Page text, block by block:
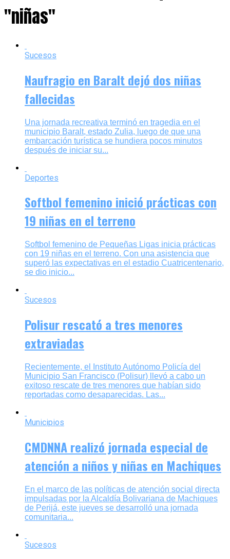
"niñas"
Sucesos
Naufragio en Baralt dejó dos niñas
fallecidas
Una jornada recreativa terminó en tragedia en el
municipio Baralt, estado Zulia, luego de que una
embarcación turística se hundiera pocos minutos
después de iniciar su...
Deportes
Softbol femenino inició prácticas con
19 niñas en el terreno
Softbol femenino de Pequeñas Ligas inicia prácticas
con 19 niñas en el terreno. Con una asistencia que
superó las expectativas en el estadio Cuatricentenario,
se dio inicio...
Sucesos
Polisur rescató a tres menores
extraviadas
Recientemente, el Instituto Autónomo Policía del
Municipio San Francisco (Polisur) llevó a cabo un
exitoso rescate de tres menores que habían sido
reportadas como desaparecidas. Las...
Municipios
CMDNNA realizó jornada especial de
atención a niños y niñas en Machiques
En el marco de las políticas de atención social directa
impulsadas por la Alcaldía Bolivariana de Machiques
de Perijá, este jueves se desarrolló una jornada
comunitaria...
Sucesos